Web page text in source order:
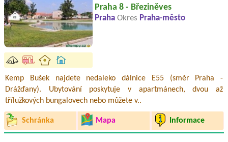
Praha 8 - Březiněves
Praha Okres Praha-město
Kemp Bušek najdete nedaleko dálnice E55 (směr Praha -
Drážďany). Ubytování poskytuje v apartmánech, dvou až
třílužkových bungalovech nebo můžete v..
Schránka Mapa Informace